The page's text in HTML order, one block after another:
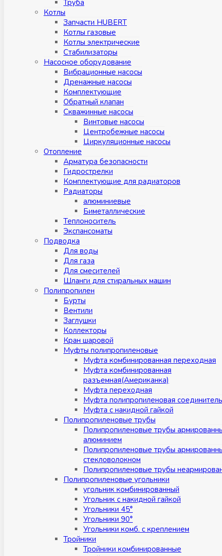
Труба
Котлы
Запчасти HUBERT
Котлы газовые
Котлы электрические
Стабилизаторы
Насосное оборудование
Вибрационные насосы
Дренажные насосы
Комплектующие
Обратный клапан
Скважинные насосы
Винтовые насосы
Центробежные насосы
Циркуляционные насосы
Отопление
Арматура безопасности
Гидрострелки
Комплектующие для радиаторов
Радиаторы
алюминиевые
Биметаллические
Теплоноситель
Экспансоматы
Подводка
Для воды
Для газа
Для смесителей
Шланги для стиральных машин
Полипропилен
Бурты
Вентили
Заглушки
Коллекторы
Кран шаровой
Муфты полипропиленовые
Муфта комбинированная переходная
Муфта комбинированная
разъемная(Американка)
Муфта переходная
Муфта полипропиленовая
Муфта с накидной гайкой
Полипропиленовые трубы
Полипропиленовые трубы
алюминием
Полипропиленовые трубы
стекловолокном
Полипропиленовые трубы
Полипропиленовые угольники
угольник комбинированный
Угольник с накидной гайкой
Угольники 45°
Угольники 90°
Угольники комб. с креплением
Тройники
Тройники комбинированные